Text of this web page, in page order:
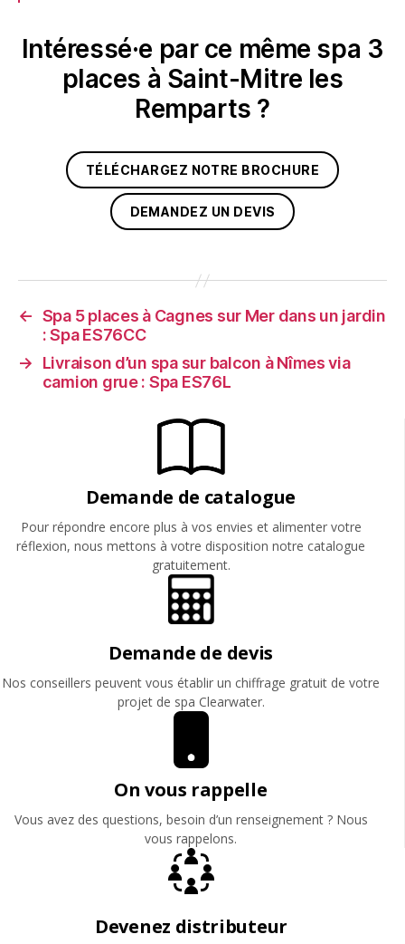
Intéressé·e par ce même spa 3
places à Saint-Mitre les
Remparts ?
TÉLÉCHARGEZ NOTRE BROCHURE
DEMANDEZ UN DEVIS
← Spa 5 places à Cagnes sur Mer dans un jardin
: Spa ES76CC
→
Livraison d’un spa sur balcon à Nîmes via
camion grue : Spa ES76L
Demande de catalogue
Pour répondre encore plus à vos envies et alimenter votre
réflexion, nous mettons à votre disposition notre catalogue
gratuitement.
Demande de devis
Nos conseillers peuvent vous établir un chiffrage gratuit de votre
projet de spa Clearwater.
On vous rappelle
Vous avez des questions, besoin d’un renseignement ? Nous
vous rappelons.
Devenez distributeur